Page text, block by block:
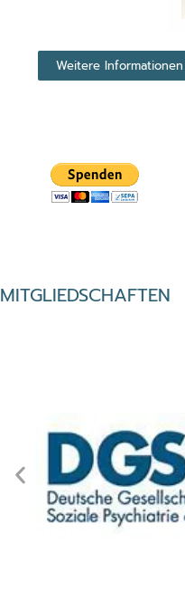
Weitere Informationen
MITGLIEDSCHAFTEN